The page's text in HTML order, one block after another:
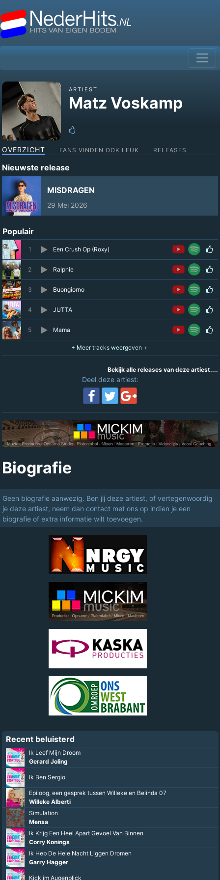
ARTIEST
Matz Voskamp
OVERZICHT FANS VINDEN OOK LEUK RELEASES
Nieuwste release
MISDRAGEN
29 Mei 2026
Populair
1 Een Crush Op (Roxy)
2 Ralphie
3 Buongiorno
4 JUTTA
5 Mama
Bekijk alle releases van deze artiest....
Deel deze artiest:
Biografie
Geen biografie aanwezig. Ben jij deze artiest, of vertegenwoordig
je deze artiest, neem dan contact met ons op indien je een
biografie of extra informatie wilt toevoegen.
Recent beluisterd
Ik Leef Mijn Droom
Gerard Joling
Ik Ben Sergio
Epiloog, een gesprek tussen Willeke en Belinda 07
Willeke Alberti
Simulation
Mensa
Ik Krijg Een Heel Apart Gevoel Van Binnen
Corry Konings
Ik Heb De Hele Nacht Liggen Dromen
Garry Hagger
Kick im Augenblick